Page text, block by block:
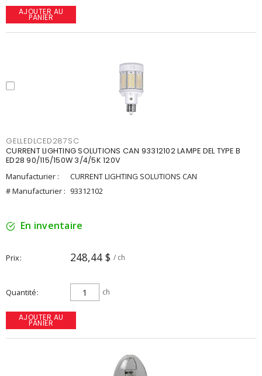
AJOUTER AU
PANIER
GELLEDLCED287SC
CURRENT LIGHTING SOLUTIONS CAN 93312102 LAMPE DEL TYPE B
ED28 90/115/150W 3/4/5K 120V
Manufacturier :
CURRENT LIGHTING SOLUTIONS CAN
# Manufacturier : 93312102
En inventaire
Prix 248,44 $ / ch
Quantité ch
AJOUTER AU
PANIER